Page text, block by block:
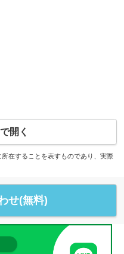
開く
在することを表すものであり、実際
せ(無料)